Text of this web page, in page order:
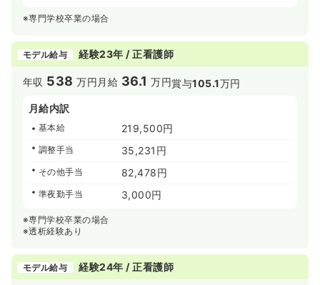
※専門学校卒業の場合
モデル給与 経験23年 / 正看護師
年収 538 万円 月給 36.1 万円賞与105.1万円
月給内訳
基本給 219,500円
調整手当 35,231円
その他手当 82,478円
準夜勤手当 3,000円
※専門学校卒業の場合
※透析経験あり
モデル給与 経験24年 / 正看護師